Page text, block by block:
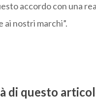
accordo con una
ai nostri marchi”.
di questo